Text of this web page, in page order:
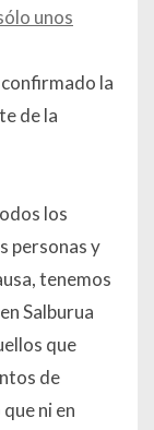
unos
la
de la
los
personas y
tenemos
Salburua
que
de
ni en